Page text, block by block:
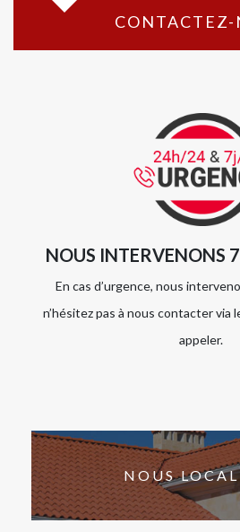
CONTACTEZ-
NOUS INTERVENONS
En cas d’urgence, nous
n’hésitez pas à nous contacter via
appeler.
NOUS